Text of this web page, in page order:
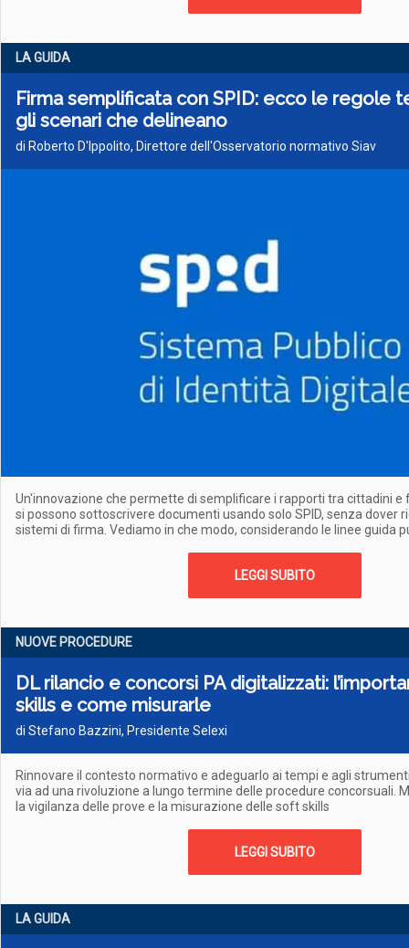
LA GUIDA
Firma semplificata con SPID: ecco le regole
gli scenari che delineano
di Roberto D'Ippolito, Direttore dell'Osservatorio normativo Siav
Un'innovazione che permette di semplificare i rapporti tra cittadini e
si possono sottoscrivere documenti usando solo SPID, senza dover
sistemi di firma. Vediamo in che modo, considerando le linee guida
LEGGI SUBITO
NUOVE PROCEDURE
DL rilancio e concorsi PA digitalizzati:
skills e come misurarle
di Stefano Bazzini, Presidente Selexi
Rinnovare il contesto normativo e adeguarlo ai tempi e agli
via ad una rivoluzione a lungo termine delle procedure concorsuali.
la vigilanza delle prove e la misurazione delle soft skills
LEGGI SUBITO
LA GUIDA